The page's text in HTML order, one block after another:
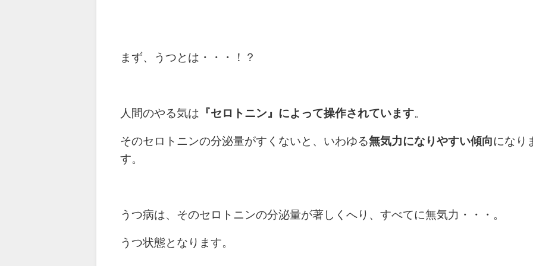
まず、うつとは・・・！？
人間のやる気は 『セロトニン』によって操作されています。
そのセロトニンの分泌量がすくないと、いわゆる無気力になりやすい傾向になり
す。
うつ病は、そのセロトニンの分泌量が著しくへり、すべてに無気力・・・。
うつ状態となります。